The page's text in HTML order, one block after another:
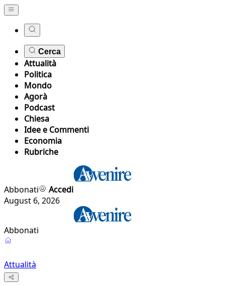
Cerca
Attualità
Politica
Mondo
Agorà
Podcast
Chiesa
Idee e Commenti
Economia
Rubriche
Abbonati
Accedi
August 6, 2026
Abbonati
Attualità